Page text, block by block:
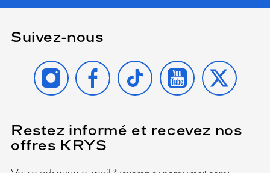
Suivez-nous
INSTAGRAMFACEBOOK
TIKTOK YOUTUBE
X
Restez informé et recevez nos
offres KRYS
Name
(Ce
champ
est
obligatoire)